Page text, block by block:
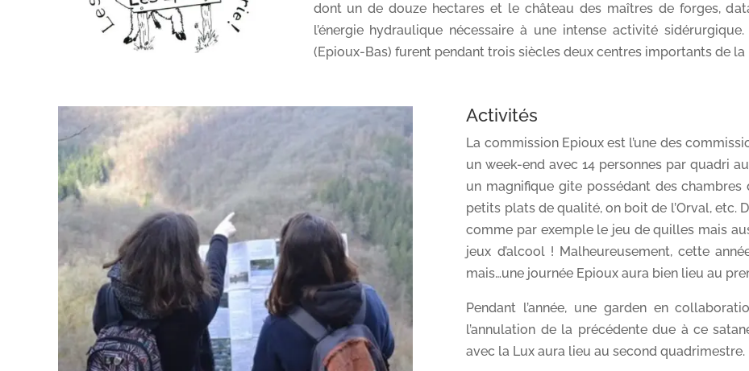
dont un de douze hectares et le château des maîtres de forges,
l’énergie hydraulique nécessaire à une intense activité
(Epioux-Bas) furent pendant trois siècles deux centres importants de
Activités
La commission Epioux est l’une des
un week-end avec 14 personnes par quadri
un magnifique gite possédant des
petits plats de qualité, on boit de l’Orval, etc.
comme par exemple le jeu de quilles mais
jeux d’alcool ! Malheureusement, cette
mais…une journée Epioux aura bien lieu au
Pendant l’année, une garden en
l’annulation de la précédente due à ce
avec la Lux aura lieu au second